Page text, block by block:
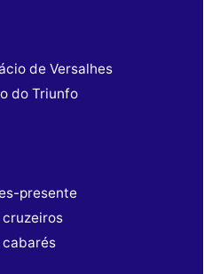
de Versalhes
do Triunfo
presente